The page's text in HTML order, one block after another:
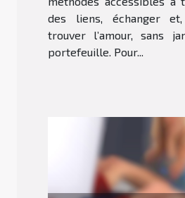
des liens, échanger et,
trouver l’amour, sans
portefeuille. Pour...